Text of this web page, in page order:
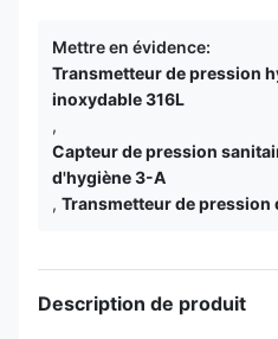
Mettre en évidence:
Transmetteur de pression
inoxydable 316L
,
Capteur de pression
d'hygiène 3-A
, Transmetteur de pression
Description de produit